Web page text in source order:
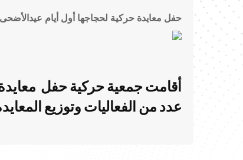
حفل معايدة حركية لحجاجها أول أيام عيدالأضحى
أقامت جمعية حركية حفل
عدد من الفعاليات وتوزيع